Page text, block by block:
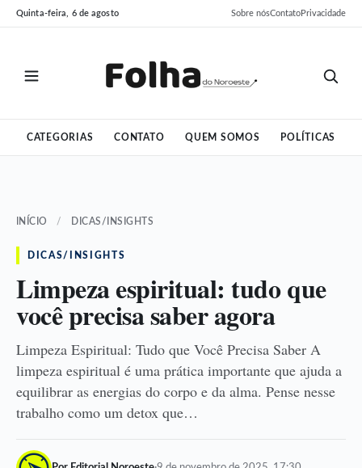
Pular
para
Pular
para
Quinta-feira, 6 de agosto Sobre nósContatoPrivacidade
CATEGORIAS CONTATO QUEM SOMOS POLÍTICAS
INÍCIO / DICAS/INSIGHTS
DICAS/INSIGHTS
Limpeza espiritual: tudo que
você precisa saber agora
Limpeza Espiritual: Tudo que Você Precisa Saber A
limpeza espiritual é uma prática importante que ajuda a
equilibrar as energias do corpo e da alma. Pense nesse
trabalho como um detox que…